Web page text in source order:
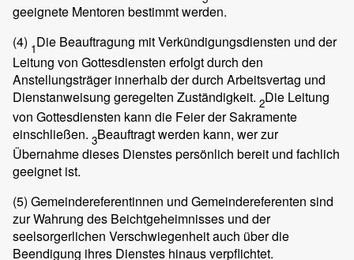
geeignete Mentoren bestimmt werden.
(4) 1Die Beauftragung mit Verkündigungsdiensten und der
Leitung von Gottesdiensten erfolgt durch den
Anstellungsträger innerhalb der durch Arbeitsvertag und
Dienstanweisung geregelten Zuständigkeit. 2Die Leitung
von Gottesdiensten kann die Feier der Sakramente
einschließen. 3Beauftragt werden kann, wer zur
Übernahme dieses Dienstes persönlich bereit und fachlich
geeignet ist.
(5) Gemeindereferentinnen und Gemeindereferenten sind
zur Wahrung des Beichtgeheimnisses und der
seelsorgerlichen Verschwiegenheit auch über die
Beendigung ihres Dienstes hinaus verpflichtet.